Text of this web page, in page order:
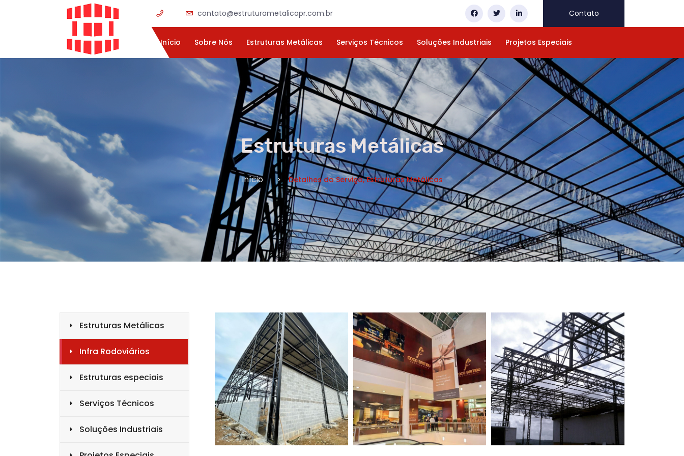
×
ORÇAMENTO
NOME *
E-MAIL *
TELEFONE *
Solicitar Orçamento